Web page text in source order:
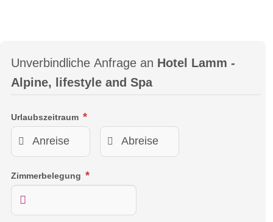
Unverbindliche Anfrage an Hotel Lamm -
Alpine, lifestyle and Spa
Urlaubszeitraum
Zimmerbelegung